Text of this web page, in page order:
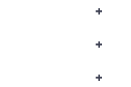
+
+
+